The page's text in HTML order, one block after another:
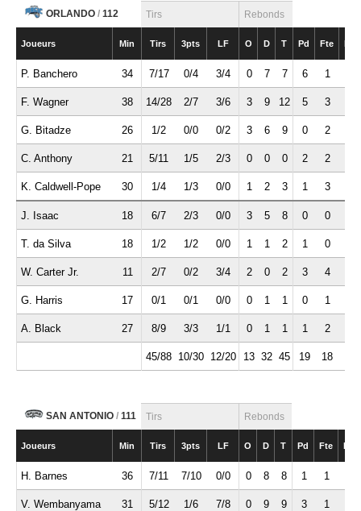
ORLANDO / 112 Tirs Rebonds
Joueurs Min Tirs 3pts LF O D T Pd Fte
P. Banchero 34 7/17 0/4 3/4 0 7 7 6 1
F. Wagner 38 14/28 2/7 3/6 3 9 12 5 3
G. Bitadze 26 1/2 0/0 0/2 3 6 9 0 2
C. Anthony 21 5/11 1/5 2/3 0 0 0 2 2
K. Caldwell-Pope 30 1/4 1/3 0/0 1 2 3 1 3
J. Isaac 18 6/7 2/3 0/0 3 5 8 0 0
T. da Silva 18 1/2 1/2 0/0 1 1 2 1 0
W. Carter Jr. 11 2/7 0/2 3/4 2 0 2 3 4
G. Harris 17 0/1 0/1 0/0 0 1 1 0 1
A. Black 27 8/9 3/3 1/1 0 1 1 1 2
45/88 10/30 12/20 13 32 45 19 18
SAN ANTONIO / 111 Tirs Rebonds
Joueurs Min Tirs 3pts LF O D T Pd Fte
H. Barnes 36 7/11 7/10 0/0 0 8 8 1 1
V. Wembanyama 31 5/12 1/6 7/8 0 9 9 3 1